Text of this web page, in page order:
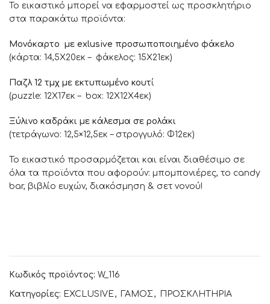
Το εικαστικό μπορεί να εφαρμοστεί ως προσκλητήριο
στα παρακάτω προϊόντα:
Μονόκαρτο με exlusive προσωποποιημένο φάκελο
(κάρτα: 14,5Χ20εκ – φάκελος: 15Χ21εκ)
Παζλ 12 τμχ με εκτυπωμένο κουτί
(puzzle: 12Χ17εκ – box: 12Χ12X4εκ)
Ξύλινο καδράκι με κάλεσμα σε ρολάκι
(τετράγωνο: 12,5×12,5εκ – στρογγυλό: Φ12εκ)
Το εικαστικό προσαρμόζεται και είναι διαθέσιμο σε
όλα τα προϊόντα που αφορούν: μπομπονιέρες, το candy
bar, βιβλίο ευχών, διακόσμηση & σετ νονού!
Κωδικός προϊόντος: W_116
Κατηγορίες: EXCLUSIVE , ΓΑΜΟΣ , ΠΡΟΣΚΛΗΤΗΡΙΑ